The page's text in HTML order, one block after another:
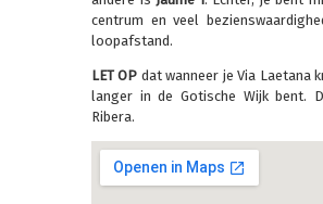
centrum en veel
loopafstand.
LET OP dat wanneer je Via Laetana
langer in de Gotische Wijk bent.
Ribera.